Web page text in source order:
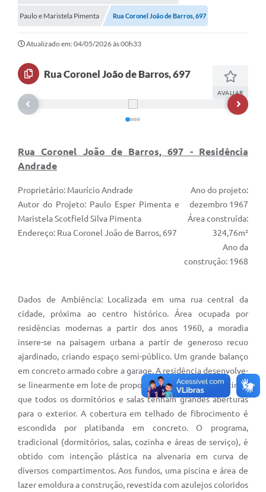
Galeria de Vídeos
Paulo e Maristela Pimenta Rua Coronel João de Barros, 697
Atualizado em: 04/05/2026 às 00h33
Rua Coronel João de Barros, 697
AVALIAR
Rua Coronel João de Barros, 697 - Residência
Andrade
Proprietário: Maurício Andrade
Autor do Projeto: Paulo Esper Pimenta e
Maristela Scotfield Silva Pimenta
Endereço: Rua Coronel João de Barros, 697
Ano do projeto:
dezembro 1967
Área construída:
324,76m²
Ano da
construção: 1968
Dados de Ambiência: Localizada em uma rua central da
cidade, próxima ao centro histórico. Área ocupada por
residências modernas a partir dos anos 1960, a moradia
insere-se na paisagem urbana a partir de generoso recuo
ajardinado, criando espaço semi-público. Um grande balanço
em concreto armado cobre a garage. A residência desenvolve-
se linearmente em lote de proporções generosas, permitindo
que todos os dormitórios e salas tenham grandes aberturas
para o exterior. A cobertura em telhado de fibrocimento é
escondida por platibanda em concreto. O programa,
tradicional (dormitórios, salas, cozinha e áreas de serviço), é
obtido com intenção plástica na alvenaria em curva de
diversos compartimentos. Aos fundos, uma piscina e área de
lazer emoldura a construção, revestida com azulejos coloridos